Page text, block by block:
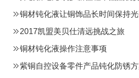
总部之喜
铜材钝化液让铜饰品长时间保持
2017凯盟美贝仕清远挑战之旅
铜材钝化液操作注意事项
紫铜自控设备零件产品钝化防锈